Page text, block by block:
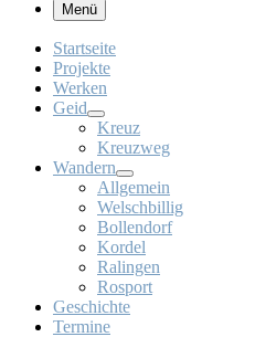
Menü
Startseite
Projekte
Werken
Geid
Kreuz
Kreuzweg
Wandern
Allgemein
Welschbillig
Bollendorf
Kordel
Ralingen
Rosport
Geschichte
Termine